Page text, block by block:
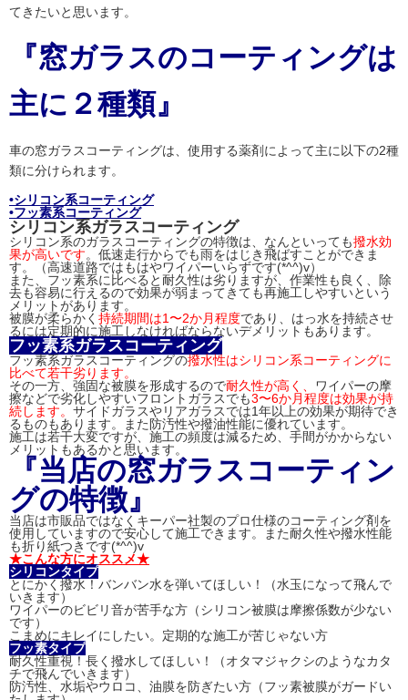
てきたいと思います。
『窓ガラスのコーティングは
主に２種類』
車の窓ガラスコーティングは、使用する薬剤によって主に以下の2種
類に分けられます。
•シリコン系コーティング
•フッ素系コーティング
シリコン系ガラスコーティング
シリコン系のガラスコーティングの特徴は、なんといっても撥水効
果が高いです。低速走行からでも雨をはじき飛ばすことができま
す。（高速道路ではもはやワイパーいらずです(*^^)v）
また、フッ素系に比べると耐久性は劣りますが、作業性も良く、除
去も容易に行えるので効果が弱まってきても再施工しやすいという
メリットがあります。
被膜が柔らかく 持続期間は1〜2か月程度であり、はっ水を持続させ
るには定期的に施工しなければならないデメリットもあります。
フッ素系ガラスコーティング
フッ素系ガラスコーティングの撥水性はシリコン系コーティングに
比べて若干劣ります。
その一方、強固な被膜を形成するので耐久性が高く、
ワイパーの摩
擦などで劣化しやすいフロントガラスでも3〜6か月程度は効果が持
続します。 サイドガラスやリアガラスでは1年以上の効果が期待でき
るものもあります。また防汚性や撥油性能に優れています。
施工は若干大変ですが、施工の頻度は減るため、手間がかからない
メリットもあるかと思います。
『当店の窓ガラスコーティン
グの特徴』
当店は市販品ではなくキーパー社製のプロ仕様のコーティング剤を
使用していますので安心して施工できます。また耐久性や撥水性能
も折り紙つきです(*^^)v
★こんな方にオススメ★
シリコンタイプ
とにかく撥水！バンバン水を弾いてほしい！（水玉になって飛んで
いきます）
ワイパーのビビリ音が苦手な方（シリコン被膜は摩擦係数が少ない
です）
こまめにキレイにしたい。定期的な施工が苦じゃない方
フッ素タイプ
耐久性重視！長く撥水してほしい！（オタマジャクシのようなカタ
チで飛んでいきます）
防汚性、水垢やウロコ、油膜を防ぎたい方（フッ素被膜がガードい